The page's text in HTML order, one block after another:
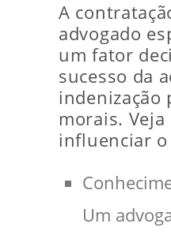
A
advogado
um fator
sucesso da
indenização
morais.
influenciar
Um